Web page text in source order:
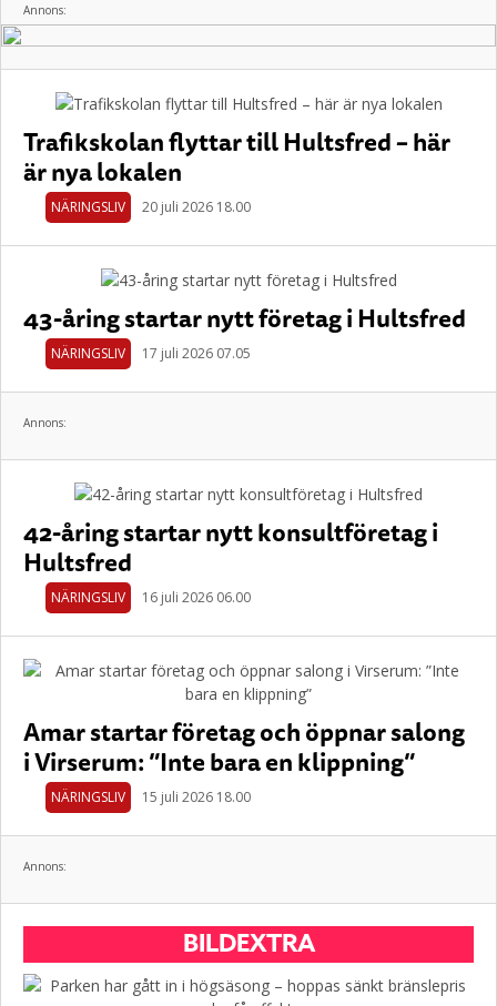
Annons:
Trafikskolan flyttar till Hultsfred – här
är nya lokalen
NÄRINGSLIV 20 juli 2026 18.00
43-åring startar nytt företag i Hultsfred
NÄRINGSLIV 17 juli 2026 07.05
Annons:
42-åring startar nytt konsultföretag i
Hultsfred
NÄRINGSLIV 16 juli 2026 06.00
Amar startar företag och öppnar salong
i Virserum: ”Inte bara en klippning”
NÄRINGSLIV 15 juli 2026 18.00
Annons:
BILDEXTRA